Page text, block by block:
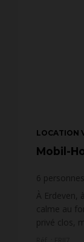
LOCATION
Mobil-
6 personnes
À Erdeven,
calme au
privé clos,